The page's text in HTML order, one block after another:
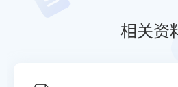
相关资